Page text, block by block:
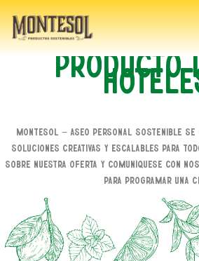
Ir
al
contenido
PRODUCTO
Montesol – Aseo Personal Sostenible
soluciones creativas y escalables para
sobre nuestra oferta y comuníquese con
para programar una